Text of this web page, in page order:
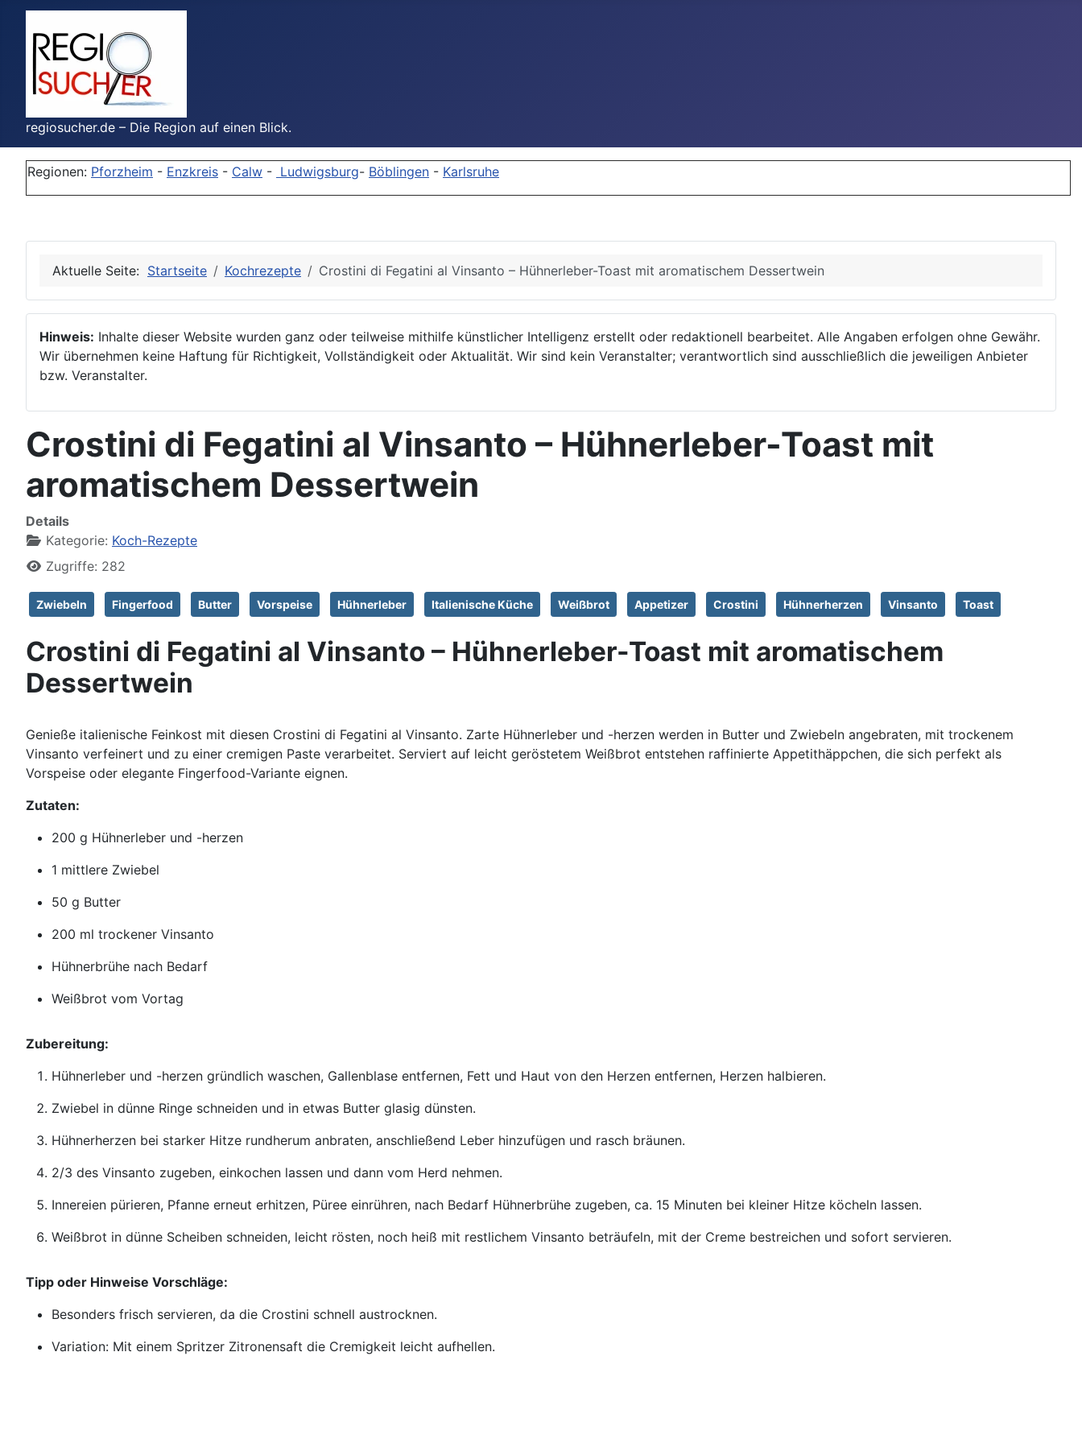
regiosucher.de – Die Region auf einen Blick.
Regionen: Pforzheim - Enzkreis - Calw - Ludwigsburg- Böblingen - Karlsruhe
Aktuelle Seite: Startseite Kochrezepte Crostini di Fegatini al Vinsanto – Hühnerleber-Toast mit aromatischem Dessertwein
Hinweis: Inhalte dieser Website wurden ganz oder teilweise mithilfe künstlicher Intelligenz erstellt oder redaktionell bearbeitet. Alle Angaben erfolgen ohne Gewähr.
Wir übernehmen keine Haftung für Richtigkeit, Vollständigkeit oder Aktualität. Wir sind kein Veranstalter; verantwortlich sind ausschließlich die jeweiligen Anbieter
bzw. Veranstalter.
Crostini di Fegatini al Vinsanto – Hühnerleber-Toast mit
aromatischem Dessertwein
Details
Kategorie: Koch-Rezepte
Zugriffe: 282
Zwiebeln Fingerfood Butter Vorspeise Hühnerleber Italienische Küche Weißbrot Appetizer Crostini Hühnerherzen Vinsanto Toast
Crostini di Fegatini al Vinsanto – Hühnerleber-Toast mit aromatischem
Dessertwein
Genieße italienische Feinkost mit diesen Crostini di Fegatini al Vinsanto. Zarte Hühnerleber und -herzen werden in Butter und Zwiebeln angebraten, mit trockenem
Vinsanto verfeinert und zu einer cremigen Paste verarbeitet. Serviert auf leicht geröstetem Weißbrot entstehen raffinierte Appetithäppchen, die sich perfekt als
Vorspeise oder elegante Fingerfood-Variante eignen.
Zutaten:
200 g Hühnerleber und -herzen
1 mittlere Zwiebel
50 g Butter
200 ml trockener Vinsanto
Hühnerbrühe nach Bedarf
Weißbrot vom Vortag
Zubereitung:
Hühnerleber und -herzen gründlich waschen, Gallenblase entfernen, Fett und Haut von den Herzen entfernen, Herzen halbieren.
Zwiebel in dünne Ringe schneiden und in etwas Butter glasig dünsten.
Hühnerherzen bei starker Hitze rundherum anbraten, anschließend Leber hinzufügen und rasch bräunen.
2/3 des Vinsanto zugeben, einkochen lassen und dann vom Herd nehmen.
Innereien pürieren, Pfanne erneut erhitzen, Püree einrühren, nach Bedarf Hühnerbrühe zugeben, ca. 15 Minuten bei kleiner Hitze köcheln lassen.
Weißbrot in dünne Scheiben schneiden, leicht rösten, noch heiß mit restlichem Vinsanto beträufeln, mit der Creme bestreichen und sofort servieren.
Tipp oder Hinweise Vorschläge:
Besonders frisch servieren, da die Crostini schnell austrocknen.
Variation: Mit einem Spritzer Zitronensaft die Cremigkeit leicht aufhellen.